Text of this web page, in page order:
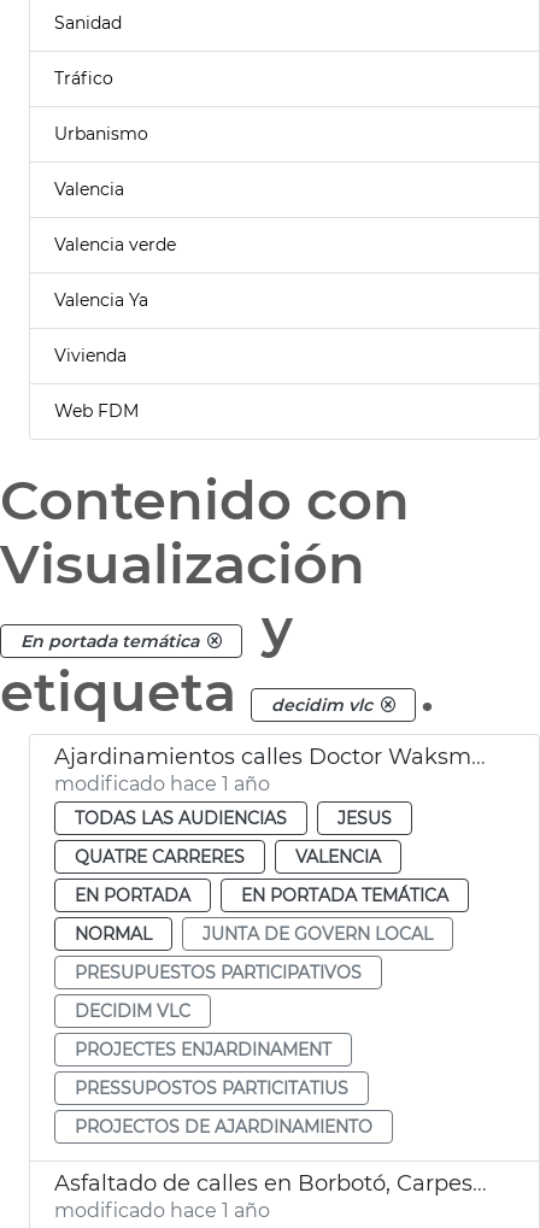
Sanidad
Tráfico
Urbanismo
Valencia
Valencia verde
Valencia Ya
Vivienda
Web FDM
Contenido con
Visualización
En portada temática
y
etiqueta
decidim vlc .
Ajardinamientos calles Doctor Waksman y Uruguay València
modificado hace 1 año
TODAS LAS AUDIENCIAS
JESUS
QUATRE CARRERES
VALENCIA
EN PORTADA
EN PORTADA TEMÁTICA
NORMAL
JUNTA DE GOVERN LOCAL
PRESUPUESTOS PARTICIPATIVOS
DECIDIM VLC
PROJECTES ENJARDINAMENT
PRESSUPOSTOS PARTICITATIUS
PROJECTOS DE AJARDINAMIENTO
Asfaltado de calles en Borbotó, Carpesa y Mauella
modificado hace 1 año